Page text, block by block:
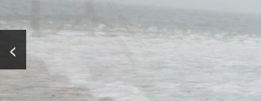
<